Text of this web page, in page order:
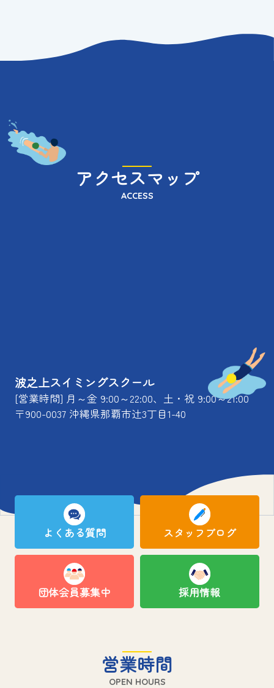
アクセスマップ
ACCESS
波之上スイミングスクール
[営業時間] 月～金 9:00～22:00、土・祝 9:00～21:00
〒900-0037 沖縄県那覇市辻3丁目1-40
よくある質問 スタッフブログ
団体会員募集中 採用情報
営業時間
OPEN HOURS